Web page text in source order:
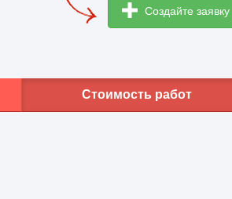
Создайте заявку
Стоимость работ